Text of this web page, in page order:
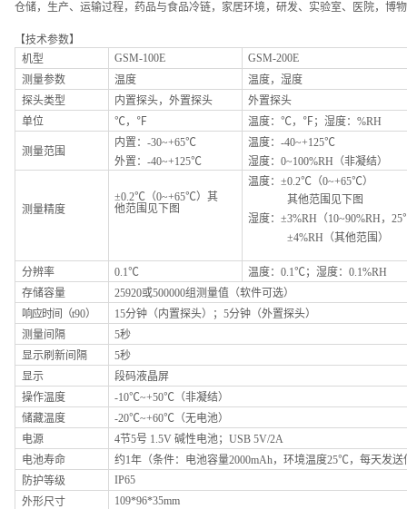
仓储， 生产、运输过程， 药品与食品冷链， 家居环境， 研发、实验室、医院， 博
【技术参数】
机型
GSM-100E
GSM-200E
测量参数
温度
温度，湿度
探头类型
内置探头，外置探头
外置探头
单位
℃，℉ 温度：℃，℉；湿度：%RH
测量范围
内置：-30~+65℃
外置：-40~+125℃
温度：-40~+125℃
湿度：0~100%RH （非凝结）
测量精度
±0.2℃（0~+65℃）其
他范围见下图
温度：±0.2℃ （0~+65℃）
其他范围见下图
湿度： ±3%RH （10~90%RH ， 25
±4%RH（其他范围）
分辨率 0.1℃ 温度：0.1℃；湿度：0.1%RH
存储容量
25920或500000组测量值（软件可选）
响应时间（t90）
15分钟（内置探头）；5分钟（外置探头）
测量间隔
5秒
显示刷新间隔
5秒
显示
段码液晶屏
操作温度
-10℃~+50℃（非凝结）
储藏温度
-20℃~+60℃（无电池）
电源
4节5号 1.5V 碱性电池；USB 5V/2A
电池寿命
约1年（条件：电池容量2000mAh，环境温度25℃，每天发送
防护等级
IP65
外形尺寸
109*96*35mm